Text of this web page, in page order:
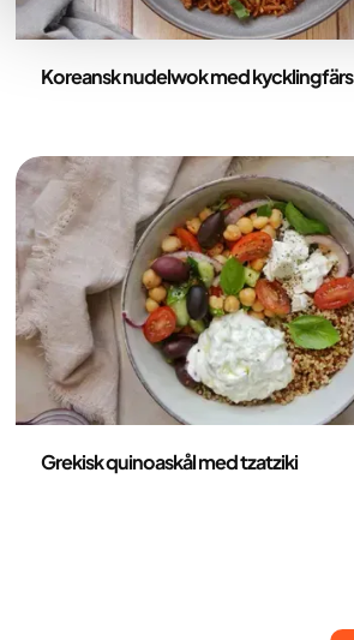
Koreansk nudelwok med kycklingfärs
Grekisk quinoaskål med tzatziki